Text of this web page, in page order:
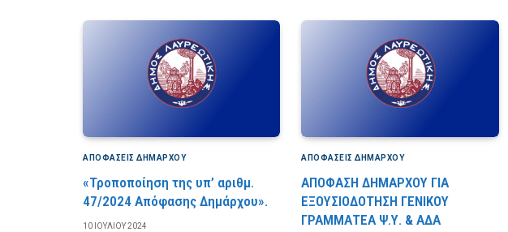
ΑΠΟΦΆΣΕΙΣ ΔΗΜΆΡΧΟΥ
«Τροποποίηση της υπ’ αριθμ.
47/2024 Απόφασης Δημάρχου».
10 ΙΟΥΛΊΟΥ 2024
ΑΠΟΦΆΣΕΙΣ ΔΗΜΆΡΧΟΥ
ΑΠΟΦΑΣΗ ΔΗΜΑΡΧΟΥ ΓΙΑ
ΕΞΟΥΣΙΟΔΟΤΗΣΗ ΓΕΝΙΚΟΥ
ΓΡΑΜΜΑΤΕΑ Ψ.Υ. & ΑΔΑ